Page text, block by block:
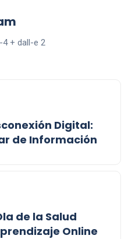
+ dall-e 2
Digital:
de Información
de la Salud
Online